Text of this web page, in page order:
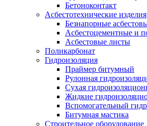
Бетоноконтакт
Асбестотехнические изделия
Безнапорные
Асбестоцементные и
Асбестовые листы
Поликарбонат
Гидроизоляция
Праймер битумный
Рулонная
Сухая
Жидкие
Вспомогательный
Битумная мастика
Строительное оборудование